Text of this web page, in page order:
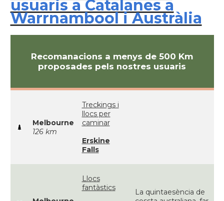
usuaris a Catalanes a
Warrnambool i Austràlia
Recomanacions a menys de 500 Km
proposades pels nostres usuaris
Melbourne
126 km
Treckings i
llocs per
caminar
Erskine
Falls
Llocs
fantàstics
La quintaesència de